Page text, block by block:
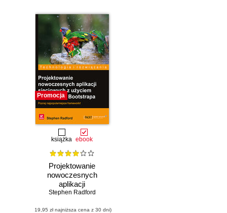
Promocja
książka ebook
Projektowanie
nowoczesnych
aplikacji
sieciowych z
Stephen Radford
(19,95 zł najniższa cena z 30 dni)